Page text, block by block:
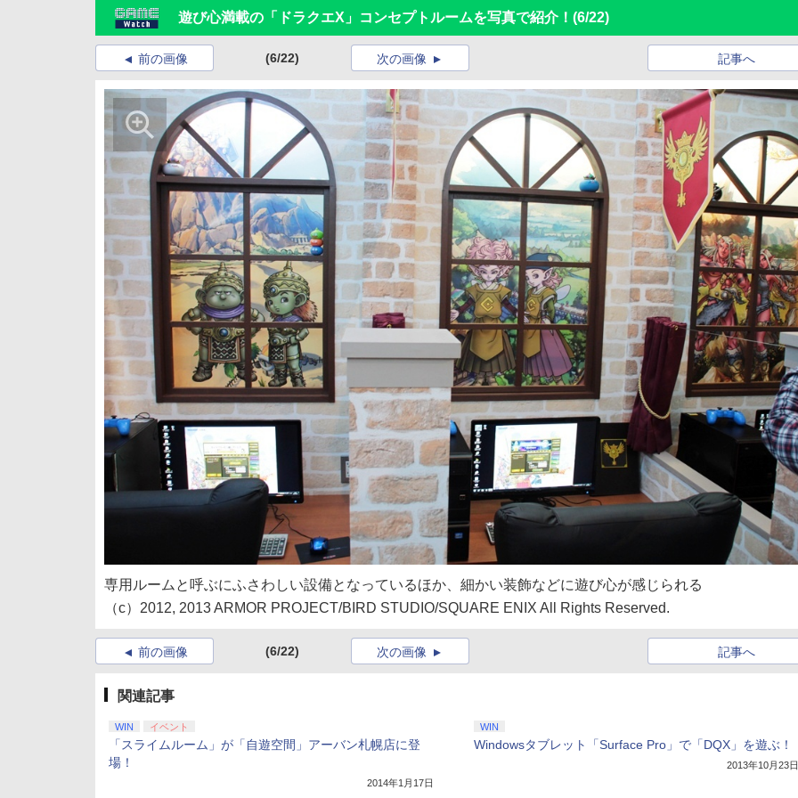
遊び心満載の「ドラクエX」コンセプトルームを写真で紹介！ (6/22)
前の画像 (6/22) 記事へ
次の画像
専用ルームと呼ぶにふさわしい設備となっているほか、細かい装飾などに遊び心が感じられる
（c）2012, 2013 ARMOR PROJECT/BIRD STUDIO/SQUARE ENIX All Rights Reserved.
前の画像 (6/22) 記事へ
次の画像
関連記事
WIN イベント
「スライムルーム」が「自遊空間」アーバン札幌店に登
場！
2014年1月17日
WIN
Windowsタブレット「Surface Pro」で「DQX」を遊ぶ！
2013年10月23日